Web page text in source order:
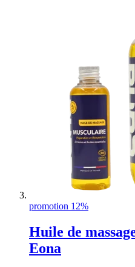
promotion 12%
Huile de
Eona